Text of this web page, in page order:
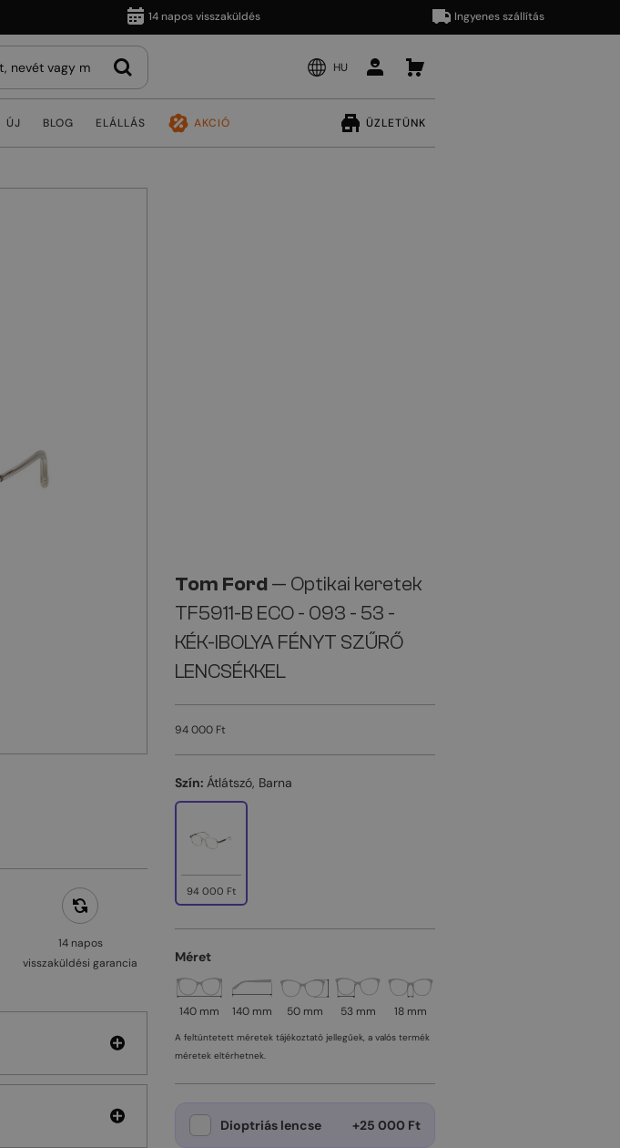
14 napos visszaküldés Ingyenes szállítás
HU
ÚJ BLOG ELÁLLÁS AKCIÓ ÜZLETÜNK
14 napos
visszaküldési garancia
Tom Ford— Optikai keretek
TF5911-B ECO - 093 - 53 -
KÉK-IBOLYA FÉNYT SZŰRŐ
LENCSÉKKEL
94 000 Ft
Szín: Átlátszó, Barna
94 000 Ft
Méret
140 mm 140 mm 50 mm 53 mm 18 mm
A feltüntetett méretek tájékoztató jellegűek, a valós termék
méretek eltérhetnek.
Dioptriás lencse +25 000 Ft